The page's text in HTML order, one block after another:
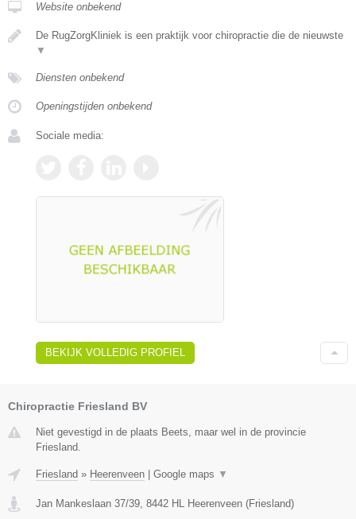
Website onbekend
De RugZorgKliniek is een praktijk voor chiropractie die de nieuwste
▼
Diensten onbekend
Openingstijden onbekend
Sociale media:
BEKIJK VOLLEDIG PROFIEL
Chiropractie Friesland BV
Niet gevestigd in de plaats Beets, maar wel in de provincie
Friesland.
Friesland » Heerenveen | Google maps ▼
Jan Mankeslaan 37/39 8442 HL Heerenveen (Friesland)